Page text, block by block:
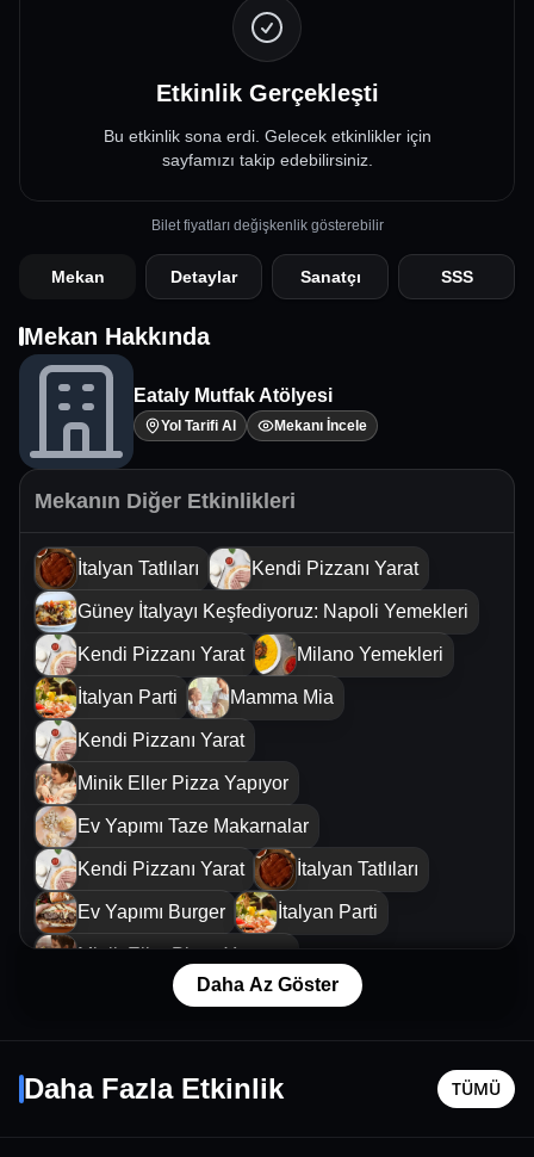
Etkinlik Gerçekleşti
Bu etkinlik sona erdi. Gelecek etkinlikler için
sayfamızı takip edebilirsiniz.
Bilet fiyatları değişkenlik gösterebilir
Mekan Detaylar Sanatçı SSS
Mekan Hakkında
Eataly Mutfak Atölyesi
Yol Tarifi Al Mekanı İncele
Mekanın Diğer Etkinlikleri
İtalyan Tatlıları Kendi Pizzanı Yarat
Güney İtalyayı Keşfediyoruz: Napoli Yemekleri
Kendi Pizzanı Yarat Milano Yemekleri
İtalyan Parti Mamma Mia
Kendi Pizzanı Yarat
Minik Eller Pizza Yapıyor
Ev Yapımı Taze Makarnalar
Kendi Pizzanı Yarat İtalyan Tatlıları
Ev Yapımı Burger İtalyan Parti
Minik Eller Pizza Yapıyor
İtalyan Çıtır Atıştırmalık Mamma Mia
Mozzarella ve Taze İtalyan Peynirleri
Daha Az Göster
Daha Fazla Etkinlik TÜMÜ
İstanbul
Jolly Joker Vadistanbul
13
İstanbul